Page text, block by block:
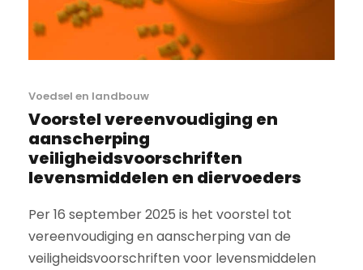
Voedsel en landbouw
Voorstel vereenvoudiging en
aanscherping
veiligheidsvoorschriften
levensmiddelen en diervoeders
Per 16 september 2025 is het voorstel tot
vereenvoudiging en aanscherping van de
veiligheidsvoorschriften voor levensmiddelen